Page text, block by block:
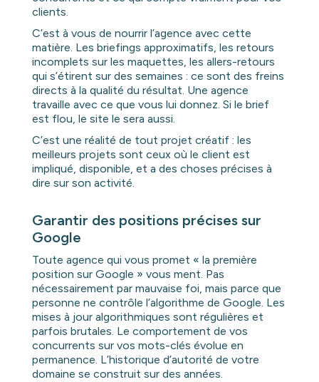
clients.
C’est à vous de nourrir l’agence avec cette
matière. Les briefings approximatifs, les retours
incomplets sur les maquettes, les allers-retours
qui s’étirent sur des semaines : ce sont des freins
directs à la qualité du résultat. Une agence
travaille avec ce que vous lui donnez. Si le brief
est flou, le site le sera aussi.
C’est une réalité de tout projet créatif : les
meilleurs projets sont ceux où le client est
impliqué, disponible, et a des choses précises à
dire sur son activité.
Garantir des positions précises sur
Google
Toute agence qui vous promet « la première
position sur Google » vous ment. Pas
nécessairement par mauvaise foi, mais parce que
personne ne contrôle l’algorithme de Google. Les
mises à jour algorithmiques sont régulières et
parfois brutales. Le comportement de vos
concurrents sur vos mots-clés évolue en
permanence. L’historique d’autorité de votre
domaine se construit sur des années.